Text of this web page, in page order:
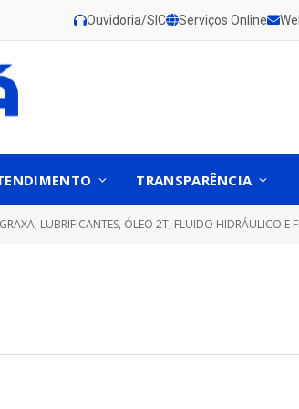
Ouvidoria/SIC Serviços Online
TRANSPARÊNCIA
ÓLEO 2T, FLUIDO HIDRÁULICO E FLUIDO DE